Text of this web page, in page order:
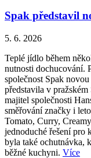
Spak představil
5. 6. 2026
Teplé jídlo během
nutnosti dochucování.
společnost Spak
představila v
majitel společnosti
směřování značky i
Tomato, Curry,
jednoduché řešení pro
byla také ochutnávka,
běžné kuchyni. Více